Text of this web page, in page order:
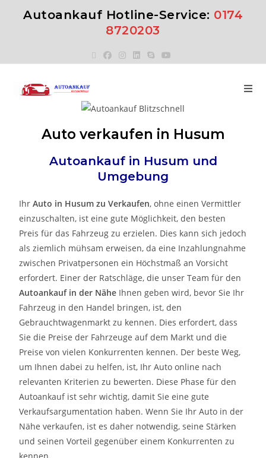
Autoankauf Hotline-Service: 0174
8720203
Auto verkaufen in Husum
Autoankauf in Husum und
Umgebung
IhrAuto in Husum zuVerkaufen, ohne einen Vermittler
einzuschalten, ist eine gute Möglichkeit, den besten
Preis für das Fahrzeug zu erzielen. Dies kann sich jedoch
als ziemlich mühsam erweisen, da eine Inzahlungnahme
zwischen Privatpersonen ein Höchstmaß an Vorsicht
erfordert. Einer der Ratschläge, die unser Team für den
Autoankauf in der Nähe Ihnen geben wird, bevor Sie Ihr
Fahrzeug in den Handel bringen, ist, den
Gebrauchtwagenmarkt zu kennen. Dies erfordert, dass
Sie die Preise der Fahrzeuge auf dem Markt und die
Preise von vielen Konkurrenten kennen. Der beste Weg,
um Ihnen dabei zu helfen, ist, Ihr Auto online nach
relevanten Kriterien zu bewerten. Diese Phase für den
Autoankauf ist sehr wichtig, damit Sie eine gute
Verkaufsargumentation haben. Wenn Sie Ihr Auto in der
Nähe verkaufen, ist es daher notwendig, seine Stärken
und seinen Vorteil gegenüber einem Konkurrenten zu